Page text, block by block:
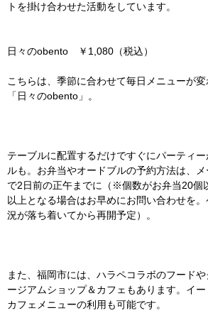
トを掛け合わせた活動をしています。
日々のobento ￥1,080（税込）
こちらは、季節に合わせて毎日メニューが
「日々のobento」。
テーブルに配置するだけですぐにパーティ
ルも。お弁当やオードブルの予約方法は、
で2日前の正午までに（※個数がお弁当20個
以上となる場合はお早めにお問い合わせを
況が落ち着いてから再開予定）。
また、福岡市には、ハラペコラボのフード
ージアムショップ＆カフェもあります。イー
カフェメニューの利用も可能です。